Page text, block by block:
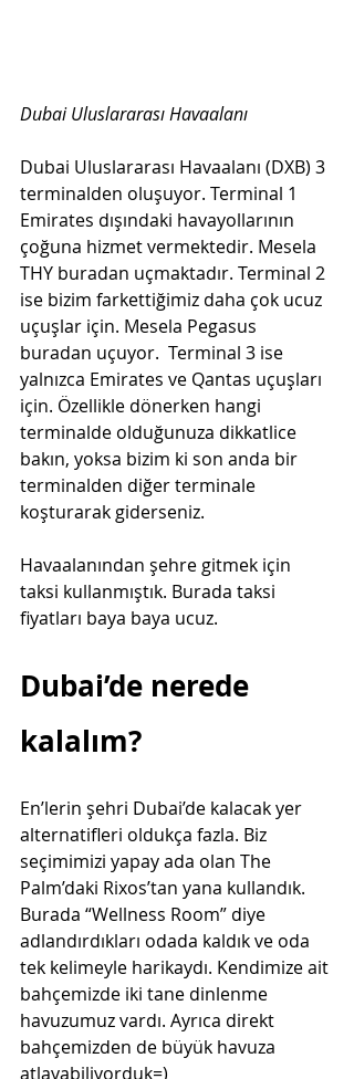
Dubai Uluslararası Havaalanı
Dubai Uluslararası Havaalanı (DXB) 3
terminalden oluşuyor. Terminal 1
Emirates dışındaki havayollarının
çoğuna hizmet vermektedir. Mesela
THY buradan uçmaktadır. Terminal 2
ise bizim farkettiğimiz daha çok ucuz
uçuşlar için. Mesela Pegasus
buradan uçuyor.  Terminal 3 ise
yalnızca Emirates ve Qantas uçuşları
için. Özellikle dönerken hangi
terminalde olduğunuza dikkatlice
bakın, yoksa bizim ki son anda bir
terminalden diğer terminale
koşturarak giderseniz.
Havaalanından şehre gitmek için
taksi kullanmıştık. Burada taksi
fiyatları baya baya ucuz.
Dubai’de nerede
kalalım?
En’lerin şehri Dubai’de kalacak yer
alternatifleri oldukça fazla. Biz
seçimimizi yapay ada olan The
Palm’daki Rixos’tan yana kullandık.
Burada “Wellness Room” diye
adlandırdıkları odada kaldık ve oda
tek kelimeyle harikaydı. Kendimize ait
bahçemizde iki tane dinlenme
havuzumuz vardı. Ayrıca direkt
bahçemizden de büyük havuza
atlayabiliyorduk=)